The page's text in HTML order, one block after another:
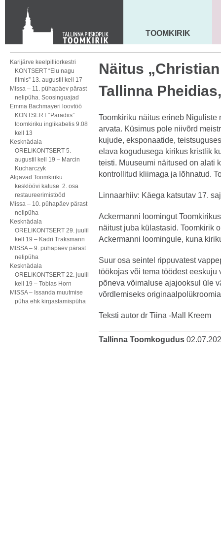
KONTAKT
Toom-Kooli 6, 10130 TALLINN
tallinna.toom@eelk.ee
MAARJA KIRIK
TOOMKIRIK
Karijärve keelpilliorkestri
KONTSERT “Elu nagu
filmis” 13. augustil kell 17
Missa – 11. pühapäev pärast
nelipüha. Soosinguajad
Emma Bachmayeri loovtöö
KONTSERT “Paradiis”
toomkiriku inglikabelis 9.08
kell 13
Kesknädala
ORELIKONTSERT 5.
augustil kell 19 – Marcin
Kucharczyk
Algavad Toomkiriku
kesklöövi katuse 2. osa
restaureerimistööd
Missa – 10. pühapäev pärast
nelipüha
Kesknädala
ORELIKONTSERT 29. juulil
kell 19 – Kadri Traksmann
MISSA – 9. pühapäev pärast
nelipüha
Kesknädala
ORELIKONTSERT 22. juulil
kell 19 – Tobias Horn
MISSA – Issanda muutmise
püha ehk kirgastamispüha
Näitus
Tallinna
Toomkiriku näitus erineb Niguliste
arvata. Küsimus pole niivõrd
kujude, eksponaatide,
elava kogudusega kirikus kristlik
teisti. Muuseumi näitused on alati
kontrollitud kliimaga ja lõhnatud.
Linnaarhiiv: Käega katsutav 17.
Ackermanni loomingut
näitust juba külastasid. Toomkirik
Ackermanni loomingule, kuna
Suur osa seintel rippuvatest
töökojas või tema töödest
põneva võimaluse ajajooksul üle
võrdlemiseks
Teksti autor dr Tiina -Mall Kreem
Tallinna Toomkogudus